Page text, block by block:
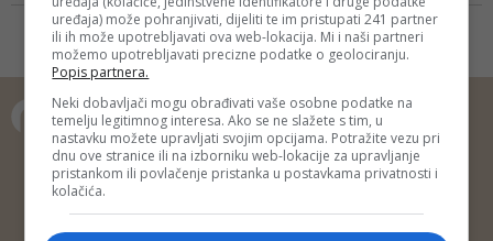
direktora BHRT-a
Copyright © 2014 Depo Portal
Impressum
Kontakt Marketing
Privatnost korisnika
uređaja) može pohranjivati, dijeliti te im pristupati 241 partner
ili ih može upotrebljavati ova web-lokacija. Mi i naši partneri
možemo upotrebljavati precizne podatke o geolociranju.
Popis partnera.
Neki dobavljači mogu obrađivati vaše osobne podatke na
temelju legitimnog interesa. Ako se ne slažete s tim, u
nastavku možete upravljati svojim opcijama. Potražite vezu pri
dnu ove stranice ili na izborniku web-lokacije za upravljanje
pristankom ili povlačenje pristanka u postavkama privatnosti i
kolačića.